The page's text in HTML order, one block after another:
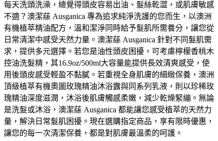
每天洗頭洗澡，總覺得頭皮容易出油、髮絲乾澀，或肌膚敏感
不適？澳潔蕬 Ausganica 專為追求純淨洗護的您而生，以澳洲
有機植萃精油配方，溫和潔淨同時給予髮肌所需養分，讓您從
日常清潔中感受天然力量。澳潔蕬 Ausganica 針對不同髮肌需
求，提供多元選擇。若您是油性頭皮困擾，可考慮檸檬香桃木
控油洗髮精，其16.9oz/500ml大容量能提供長效清爽感受，使
用後頭皮感受輕盈不黏膩。若重視全身肌膚的細緻保養，澳洲
頂級植萃有機奧圖玫瑰精油沐浴露與同系列乳液，則以珍稀玫
瑰精油深度滋潤，沐浴後肌膚觸感柔嫩，減少乾燥緊繃。無論
是洗髮或沐浴，澳潔蕬 Ausganica 都能讓您感受植萃的天然力
量，解決日常髮肌困擾。現在選購指定商品，享有限時優惠，
讓您的每一次清潔保養，都是對肌膚最溫柔的呵護。